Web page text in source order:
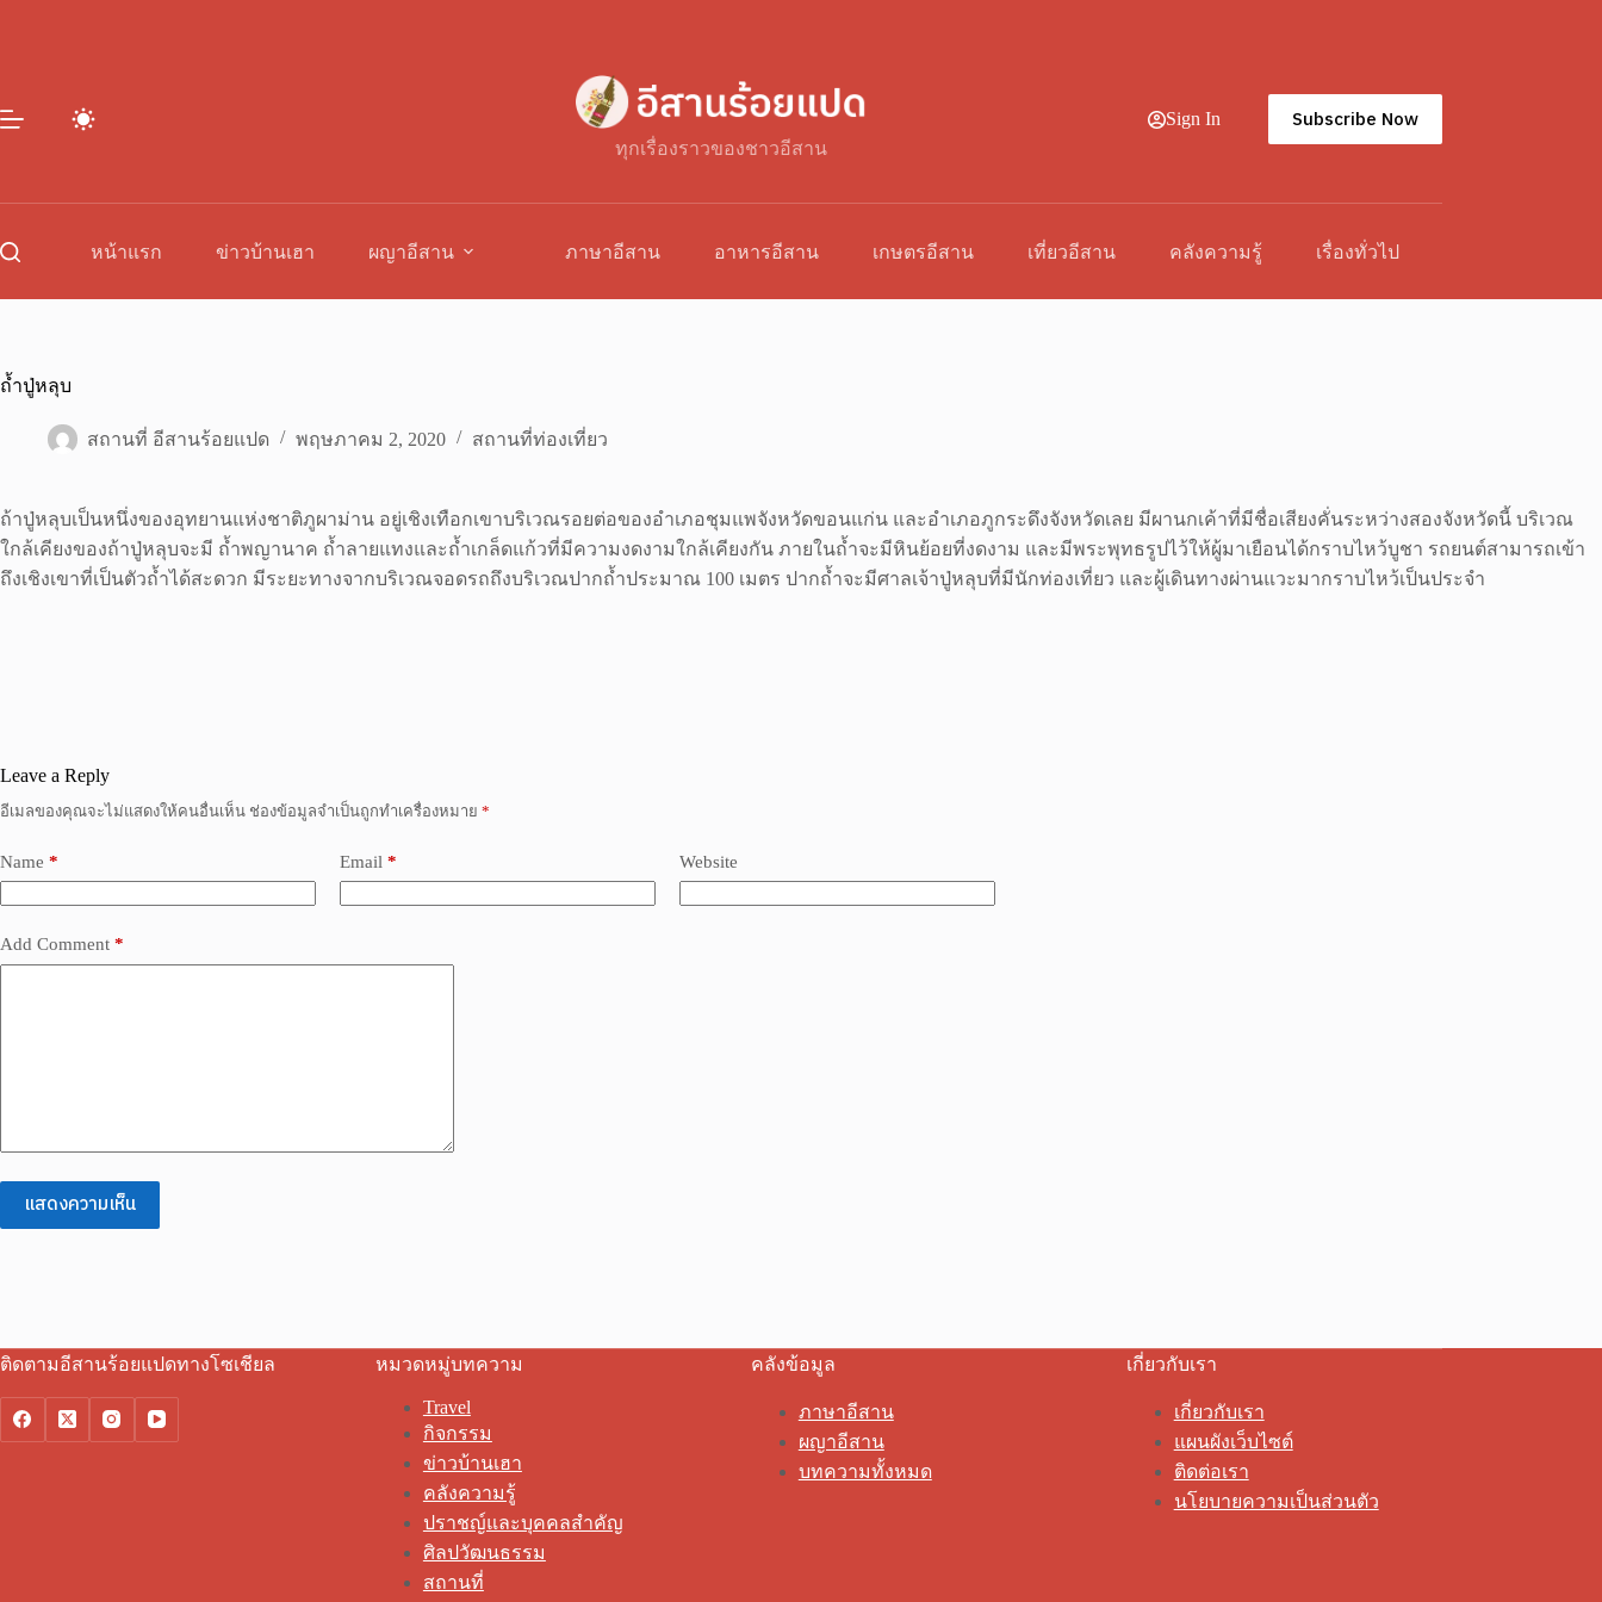
ทุกเรื่องราวของชาวอีสาน
Sign In Subscribe Now
หน้าแรก ข่าวบ้านเฮา ผญาอีสาน ภาษาอีสาน อาหารอีสาน เกษตรอีสาน เที่ยวอีสาน คลังความรู้ เรื่องทั่วไป
ถ้ำปู่หลุบ
สถานที่ อีสานร้อยแปด พฤษภาคม 2, 2020 สถานที่ท่องเที่ยว
ถ้าปู่หลุบเป็นหนึ่งของอุทยานแห่งชาติภูผาม่าน อยู่เชิงเทือกเขาบริเวณรอยต่อของอำเภอชุมแพจังหวัดขอนแก่น และอำเภอภูกระดึงจังหวัดเลย มีผานกเค้าที่มีชื่อเสียงคั่นระหว่างสองจังหวัดนี้ บริเวณ
ใกล้เคียงของถ้าปู่หลุบจะมี ถ้ำพญานาค ถ้ำลายแทงและถ้ำเกล็ดแก้วที่มีความงดงามใกล้เคียงกัน ภายในถ้ำจะมีหินย้อยที่งดงาม และมีพระพุทธรูปไว้ให้ผู้มาเยือนได้กราบไหว้บูชา รถยนต์สามารถเข้า
ถึงเชิงเขาที่เป็นตัวถ้ำได้สะดวก มีระยะทางจากบริเวณจอดรถถึงบริเวณปากถ้ำประมาณ 100 เมตร ปากถ้ำจะมีศาลเจ้าปู่หลุบที่มีนักท่องเที่ยว และผู้เดินทางผ่านแวะมากราบไหว้เป็นประจำ
Leave a Reply
อีเมลของคุณจะไม่แสดงให้คนอื่นเห็น ช่องข้อมูลจำเป็นถูกทำเครื่องหมาย *
Name * Email * Website
Add Comment *
แสดงความเห็น
ติดตามอีสานร้อยแปดทางโซเชียล หมวดหมู่บทความ
Travel
กิจกรรม
ข่าวบ้านเฮา
คลังความรู้
ปราชญ์และบุคคลสำคัญ
ศิลปวัฒนธรรม
สถานที่
คลังข้อมูล
ภาษาอีสาน
ผญาอีสาน
บทความทั้งหมด
เกี่ยวกับเรา
เกี่ยวกับเรา
แผนผังเว็บไซต์
ติดต่อเรา
นโยบายความเป็นส่วนตัว